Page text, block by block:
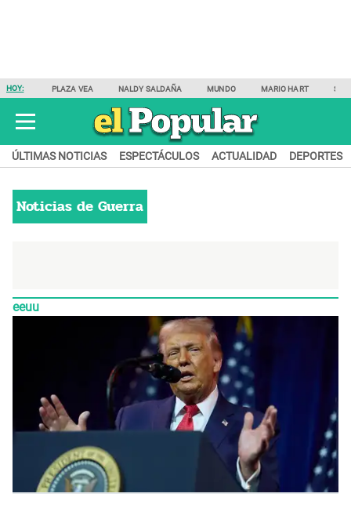
HOY: PLAZA VEA NALDY SALDAÑA MUNDO MARIO HART
ÚLTIMAS NOTICIAS ESPECTÁCULOS ACTUALIDAD DEPORTES
Noticias de Guerra
eeuu